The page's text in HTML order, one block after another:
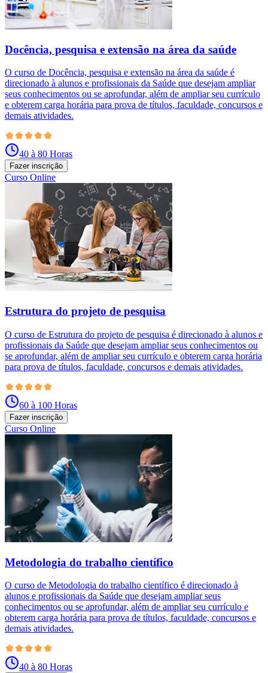
Docência, pesquisa e extensão na área da saúde
O curso de Docência, pesquisa e extensão na área da saúde é
direcionado à alunos e profissionais da Saúde que desejam ampliar
seus conhecimentos ou se aprofundar, além de ampliar seu currículo
e obterem carga horária para prova de títulos, faculdade, concursos e
demais atividades.
40 à 80 Horas
Fazer inscrição
Curso Online
Estrutura do projeto de pesquisa
O curso de Estrutura do projeto de pesquisa é direcionado à alunos e
profissionais da Saúde que desejam ampliar seus conhecimentos ou
se aprofundar, além de ampliar seu currículo e obterem carga horária
para prova de títulos, faculdade, concursos e demais atividades.
60 à 100 Horas
Fazer inscrição
Curso Online
Metodologia do trabalho científico
O curso de Metodologia do trabalho científico é direcionado à
alunos e profissionais da Saúde que desejam ampliar seus
conhecimentos ou se aprofundar, além de ampliar seu currículo e
obterem carga horária para prova de títulos, faculdade, concursos e
demais atividades.
40 à 80 Horas